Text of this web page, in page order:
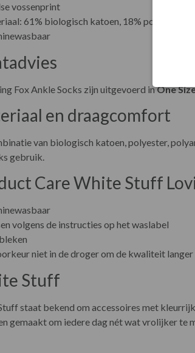
vossenprint
61% biologisch katoen, 18% polyester,
Fox Ankle Socks zijn uitgevoerd inOne
en draagcomfort
van biologisch katoen, polyester,
gebruik.
Care White Stuff
volgens de instructies op het waslabel
niet in de droger om de kwaliteit langer
Stuff
staat bekend om accessoires met
gemaakt om iedere dag nét wat vrolijker te